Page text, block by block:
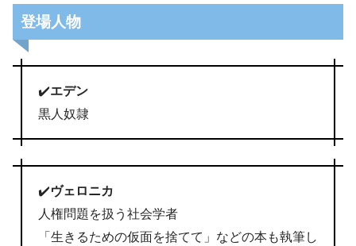
登場人物
✔️エデン
黒人奴隷
✔️ヴェロニカ
人権問題を扱う社会学者
「生きるための仮面を捨てて」などの本も執筆し